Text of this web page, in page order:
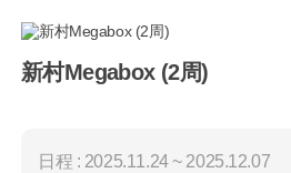
新村Megabox (2周)
日程 : 2025.11.24 ~ 2025.12.07